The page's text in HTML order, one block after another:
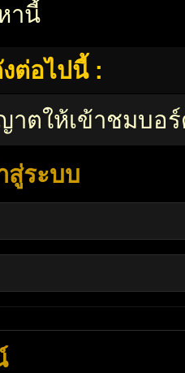
านี้
ต่อไปนี้ :
ตให้เข้าชมบอ
สู่ระบบ